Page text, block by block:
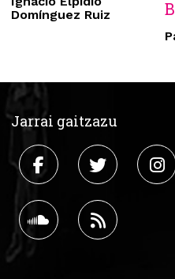
Domínguez Ruiz
Jarrai gaitzazu